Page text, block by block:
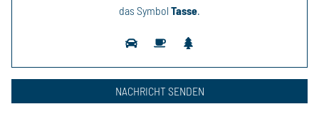
das Symbol Tasse